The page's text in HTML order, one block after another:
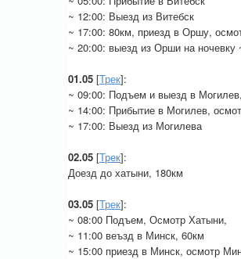
~ 12:00: Выезд из Витебск
~ 17:00: 80км, приезд в Оршу,
~ 20:00: выезд из Орши на ночевку
01.05 [Трек]:
~ 09:00: Подъем и выезд в
~ 14:00: Прибытие в Могилев,
~ 17:00: Выезд из Могилева
02.05 [Трек]:
Доезд до хатыни, 180км
03.05 [Трек]:
~ 08:00 Подъем, Осмотр Хатыни,
~ 11:00 веъзд в Минск, 60км
~ 15:00 приезд в Минск, осмотр